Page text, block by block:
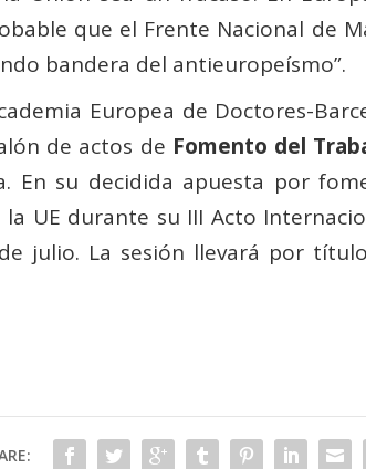
que el Frente Nacional de
bandera del antieuropeísmo”.
Europea de Doctores-
de actos de Fomento del
su decidida apuesta por
UE durante su III Acto
julio. La sesión llevará por título